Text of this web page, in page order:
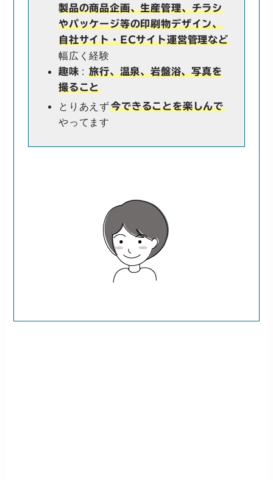
製品の商品企画、生産管理、チラシ
やパッケージ等の印刷物デザイン、
自社サイト・ECサイト運営管理など
幅広く経験
趣味 :旅行、温泉、岩盤浴、写真を
撮ること
とりあえず今できることを楽しんで
やってます